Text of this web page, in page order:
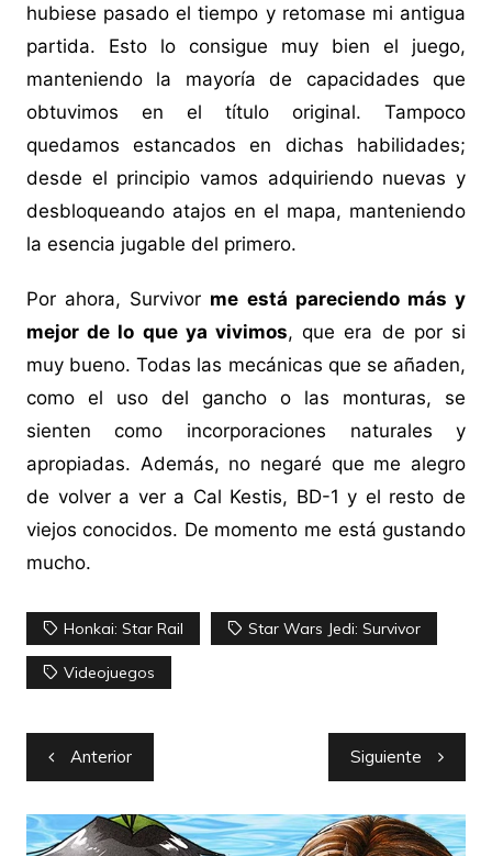
hubiese pasado el tiempo y retomase mi antigua
partida. Esto lo consigue muy bien el juego,
manteniendo la mayoría de capacidades que
obtuvimos en el título original. Tampoco
quedamos estancados en dichas habilidades;
desde el principio vamos adquiriendo nuevas y
desbloqueando atajos en el mapa, manteniendo
la esencia jugable del primero.
Por ahora, Survivor me está pareciendo más y
mejor de lo que ya vivimos, que era de por si
muy bueno. Todas las mecánicas que se añaden,
como el uso del gancho o las monturas, se
sienten como incorporaciones naturales y
apropiadas. Además, no negaré que me alegro
de volver a ver a Cal Kestis, BD-1 y el resto de
viejos conocidos. De momento me está gustando
mucho.
Honkai: Star Rail Star Wars Jedi: Survivor
Videojuegos
Navegación
de
entradas
Anterior Siguiente